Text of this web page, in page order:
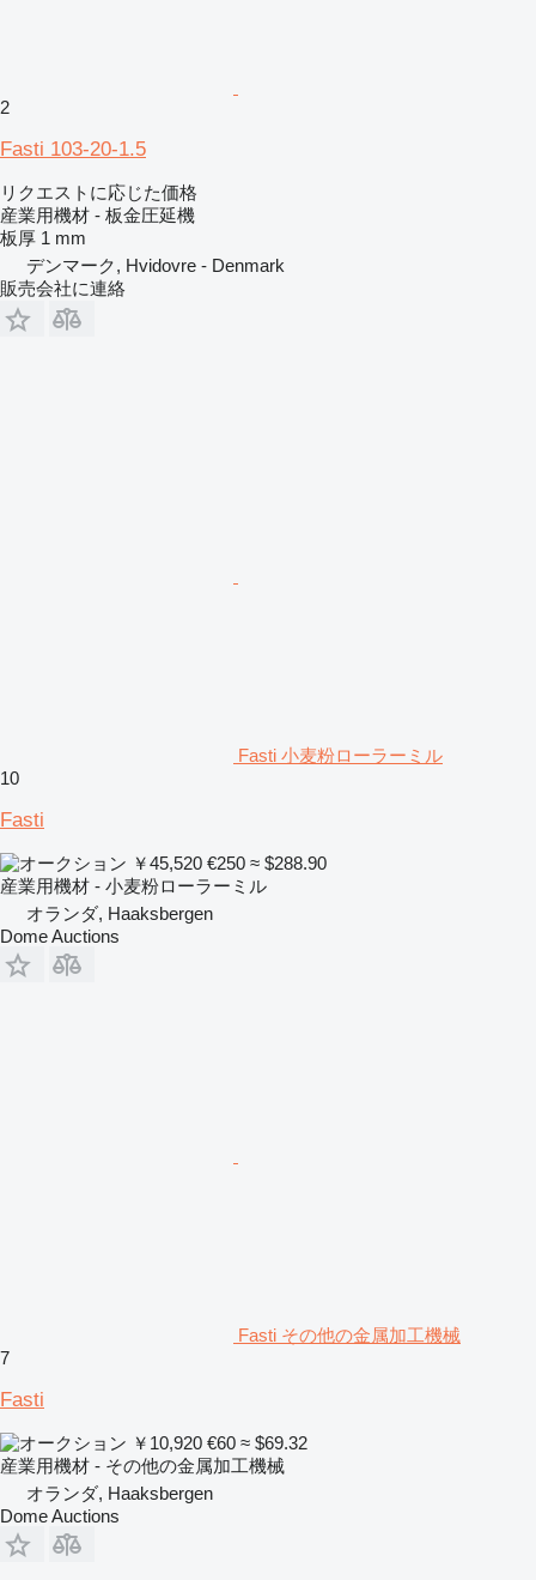
2
Fasti 103-20-1.5
リクエストに応じた価格
産業用機材 - 板金圧延機
板厚 1 mm
デンマーク, Hvidovre - Denmark
販売会社に連絡
Fasti 小麦粉ローラーミル
10
Fasti
￥45,520 €250 ≈ $288.90
産業用機材 - 小麦粉ローラーミル
オランダ, Haaksbergen
Dome Auctions
Fasti その他の金属加工機械
7
Fasti
￥10,920 €60 ≈ $69.32
産業用機材 - その他の金属加工機械
オランダ, Haaksbergen
Dome Auctions